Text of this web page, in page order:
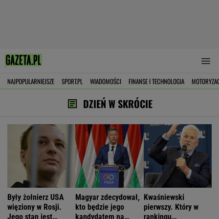
NAJPOPULARNIEJSZE SPORT.PL WIADOMOŚCI FINANSE I TECHNOLOGIA
DZIEŃ W SKRÓCIE
Były żołnierz USA
więziony w Rosji.
Jego stan jest
Magyar zdecydował,
kto będzie jego
kandydatem na
Kwaśniewski
pierwszy. Który w
rankingu